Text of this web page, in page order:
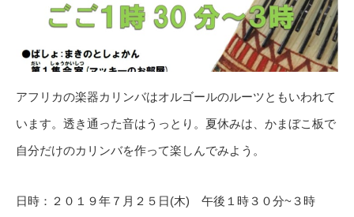
アフリカの楽器カリンバはオルゴールのルーツともいわれて
います。透き通った音はうっとり。夏休みは、かまぼこ板で
自分だけのカリンバを作って楽しんでみよう。
日時：２０１９年７月２５日(木) 午後１時３０分~３時